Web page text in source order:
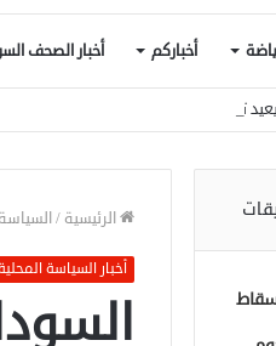
أخباركم أخبار الصحف
تشغيل المحول القومي للدفع
الرئيسية /السياسة
أخبار السياسة